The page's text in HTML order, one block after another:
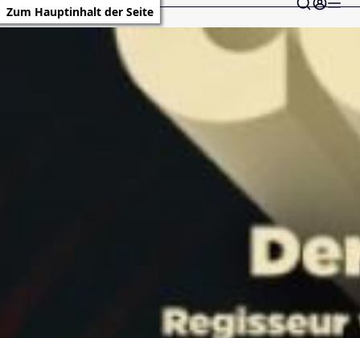
Zum Hauptinhalt der Seite